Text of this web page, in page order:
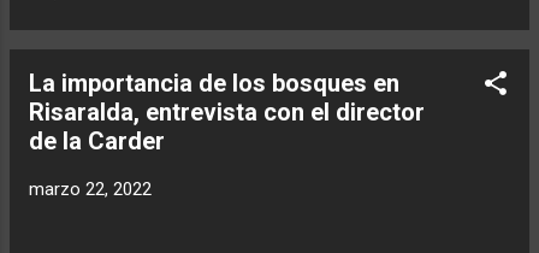
La importancia de los bosques en
Risaralda, entrevista con el director
de la Carder
marzo 22, 2022